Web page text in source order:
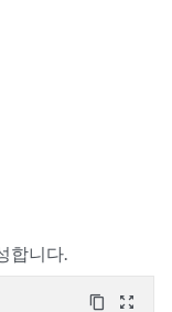
합니다.
content_copy zoom_out_map